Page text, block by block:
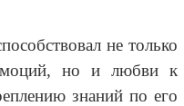
не только
но и любви к
знаний по его